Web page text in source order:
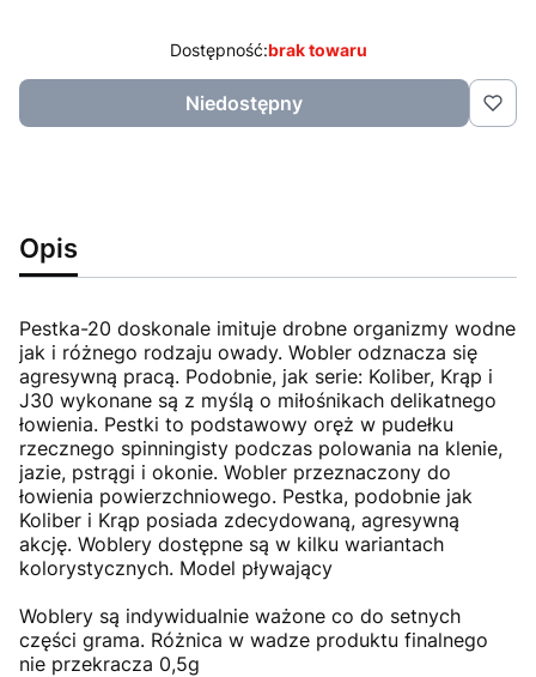
Dostępność:brak towaru
Niedostępny
Opis
Pestka-20 doskonale imituje drobne organizmy wodne
jak i różnego rodzaju owady. Wobler odznacza się
agresywną pracą. Podobnie, jak serie: Koliber, Krąp i
J30 wykonane są z myślą o miłośnikach delikatnego
łowienia. Pestki to podstawowy oręż w pudełku
rzecznego spinningisty podczas polowania na klenie,
jazie, pstrągi i okonie. Wobler przeznaczony do
łowienia powierzchniowego. Pestka, podobnie jak
Koliber i Krąp posiada zdecydowaną, agresywną
akcję. Woblery dostępne są w kilku wariantach
kolorystycznych. Model pływający
Woblery są indywidualnie ważone co do setnych
części grama. Różnica w wadze produktu finalnego
nie przekracza 0,5g